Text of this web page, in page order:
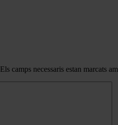
Els camps necessaris estan marcats